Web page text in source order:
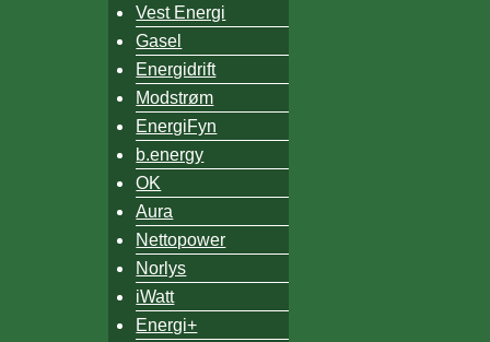
Vest Energi
Gasel
Energidrift
Modstrøm
EnergiFyn
b.energy
OK
Aura
Nettopower
Norlys
iWatt
Energi+